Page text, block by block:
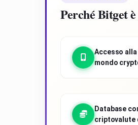
Perché Bitget
Accesso
mondo
Database
criptovalute